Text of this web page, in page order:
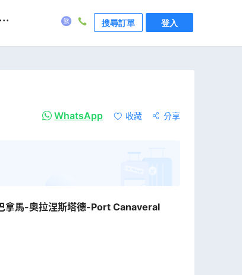
... 搜尋訂單 登入
WhatsApp 收藏
分享
拿馬-奧拉涅斯塔德-Port Canaveral